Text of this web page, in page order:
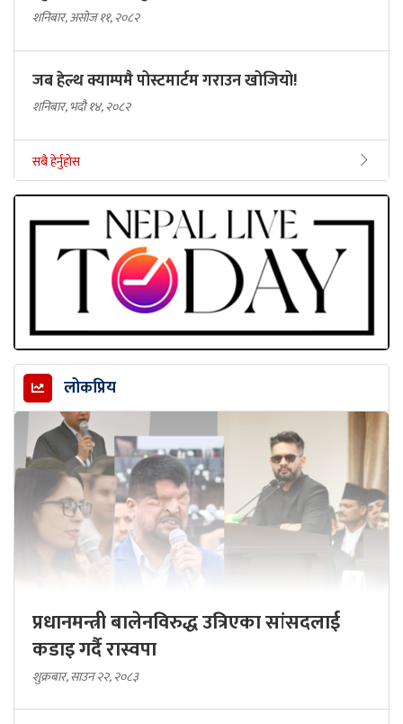
शनिबार, असोज ११, २०८२
जब हेल्थ क्याम्पमै पोस्टमार्टम गराउन खोजियो!
शनिबार, भदौ १४, २०८२
सबै हेर्नुहोस
लोकप्रिय
प्रधानमन्त्री बालेनविरुद्ध उत्रिएका सांसदलाई
कडाइ गर्दै रास्वपा
शुक्रबार, साउन २२, २०८३